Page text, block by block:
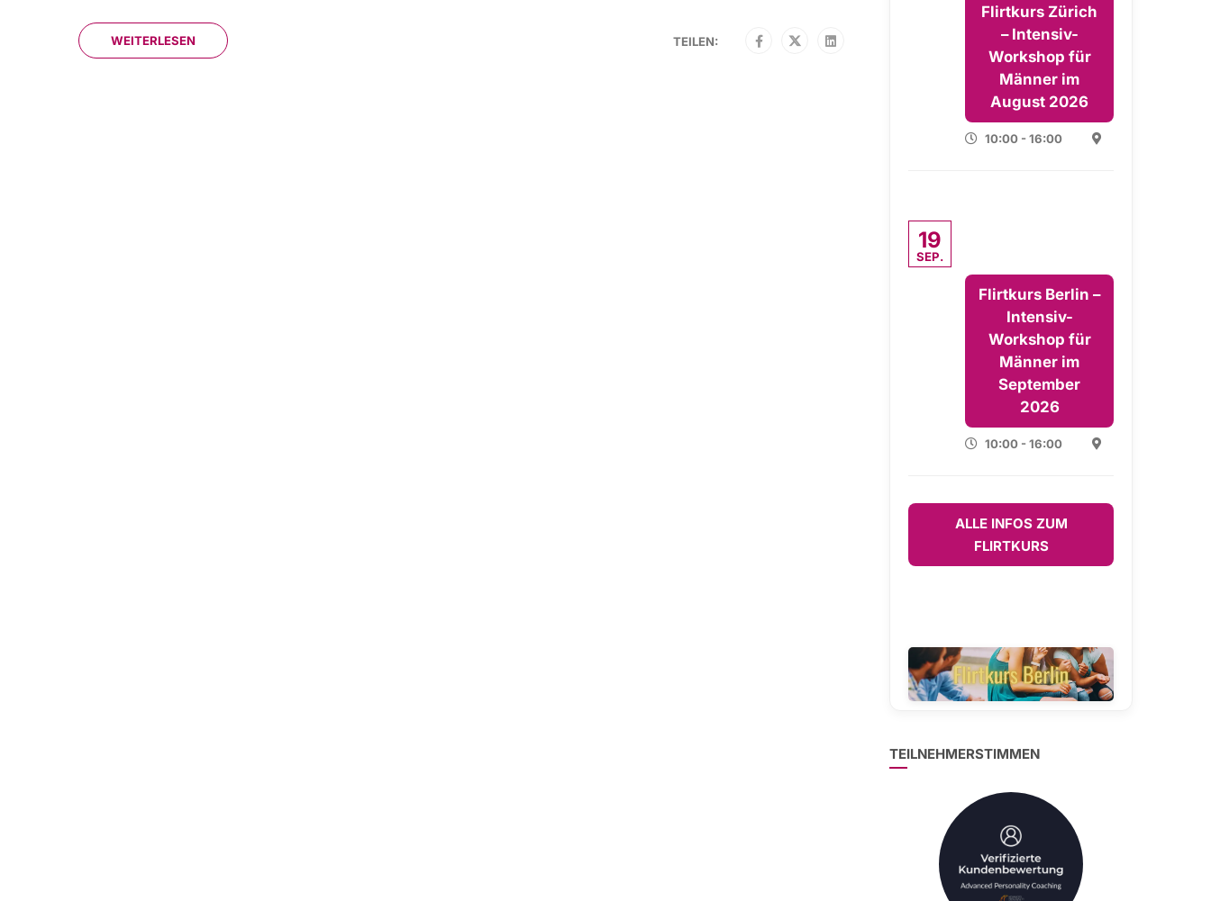
WEITERLESEN TEILEN:
Flirtkurs Zürich
– Intensiv-
Workshop für
Männer im
August 2026
10:00 - 16:00
19
SEP.
Flirtkurs Berlin –
Intensiv-
Workshop für
Männer im
September
2026
10:00 - 16:00
ALLE INFOS ZUM
FLIRTKURS
TEILNEHMERSTIMMEN